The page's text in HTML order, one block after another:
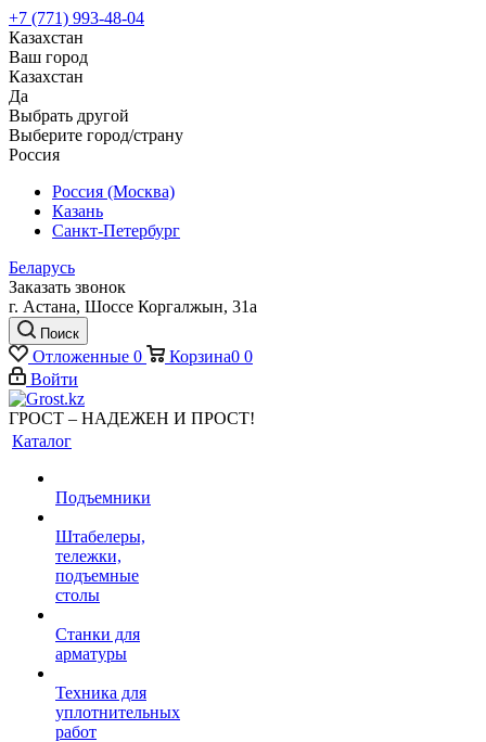
+7 (771) 993-48-04
Казахстан
Ваш город
Казахстан
Да
Выбрать другой
Выберите город/страну
Россия
Россия (Москва)
Казань
Санкт-Петербург
Беларусь
Заказать звонок
г. Астана, Шоссе Коргалжын, 31а
Поиск
Отложенные 0 Корзина0 0
Войти
ГРОСТ – НАДЕЖЕН И ПРОСТ!
Каталог
Подъемники
Штабелеры,
тележки,
подъемные
столы
Станки для
арматуры
Техника для
уплотнительных
работ